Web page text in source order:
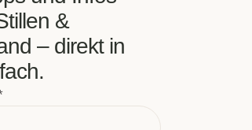
&
– direkt in